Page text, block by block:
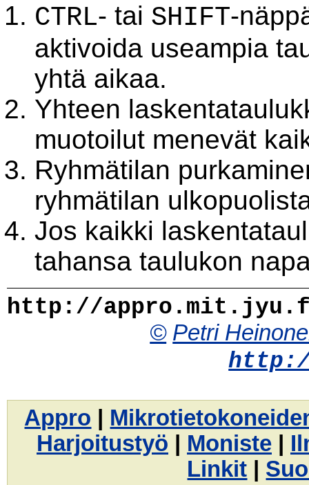
CTRL- tai SHIFT-
aktivoida useampia
yhtä aikaa.
Yhteen
muotoilut menevät
Ryhmätilan
ryhmätilan
Jos kaikki
tahansa taulukon
http://
© Petri
Appro
Harjoitustyö
Moniste
Linkit